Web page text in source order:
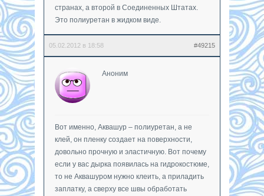
странах, а второй в Соединенных Штатах.
Это полиуретан в жидком виде.
05.02.2012 в 18:58 #49215
Аноним
Вот именно, Аквашур – полиуретан, а не
клей, он пленку создает на поверхности,
довольно прочную и эластичную. Вот почему
если у вас дырка появилась на гидрокостюме,
то не Аквашуром нужно клеить, а приладить
заплатку, а сверху все швы обработать